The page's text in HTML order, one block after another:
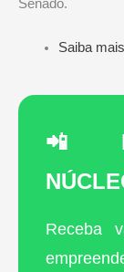
Senado.
Saiba
📲
Receba